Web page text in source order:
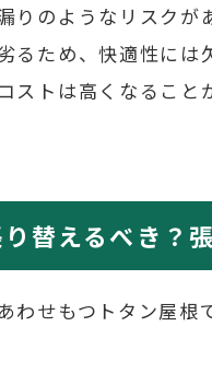
のようなリスクが
るため、快適性には
ストは高くなること
替えるべき？
わせもつトタン屋